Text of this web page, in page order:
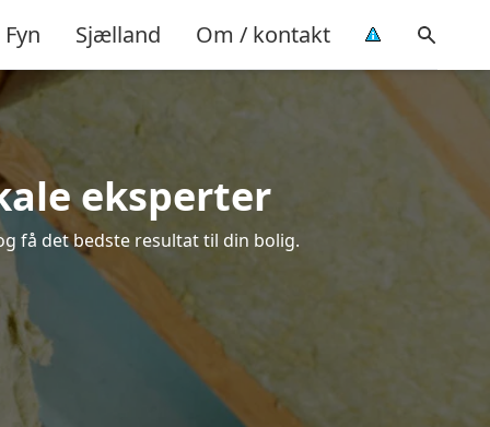
Fyn Sjælland Om / kontakt
eksperter
få det bedste resultat til din bolig.